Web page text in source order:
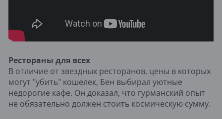
Рестораны для всех
В отличие от звездных ресторанов, цены в которых
могут "убить" кошелек, Бен выбирал уютные
недорогие кафе. Он доказал, что гурманский опыт
не обязательно должен стоить космическую сумму.